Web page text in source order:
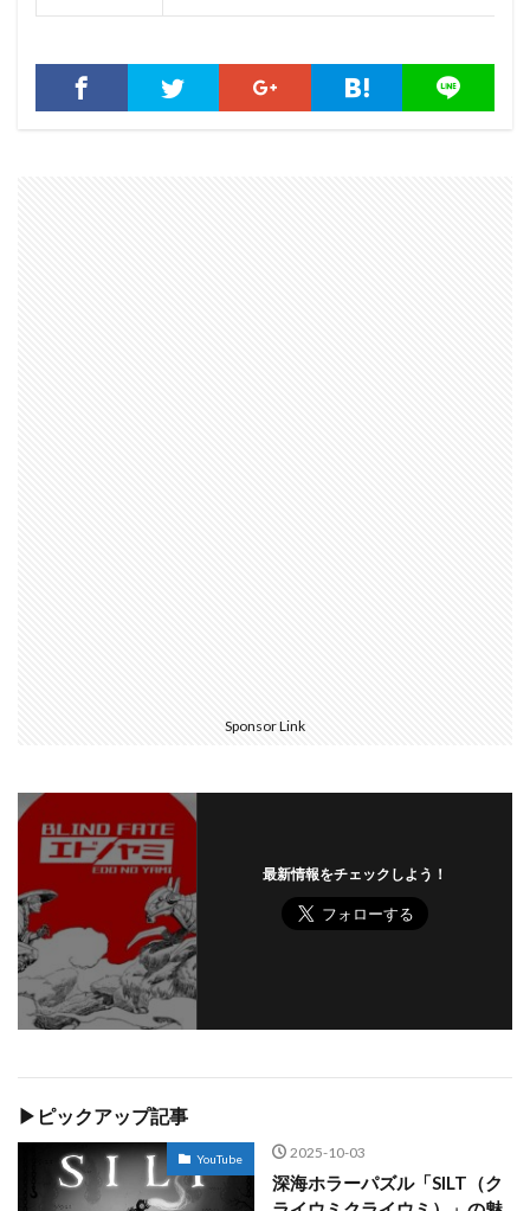
Sponsor Link
最新情報をチェックしよう！
▶ピックアップ記事
YouTube 2025-10-03
深海ホラーパズル「SILT（ク